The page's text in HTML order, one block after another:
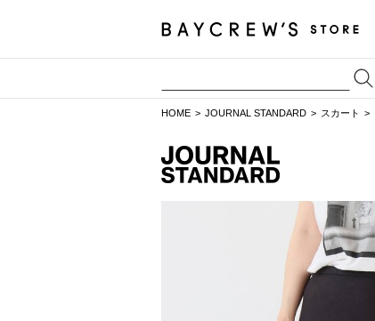
HOME JOURNAL STANDARD スカート